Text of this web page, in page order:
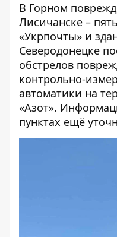
В Горном
Лисичанске –
«Укрпочты» и
Северодонецке
обстрелов
контрольно-
автоматики на
«Азот».
пунктах ещё